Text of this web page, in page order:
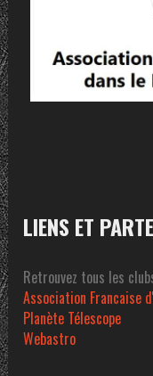
LIENS ET
Retrouvez tous les
Association Francaise
Planète Télescope
Webastro